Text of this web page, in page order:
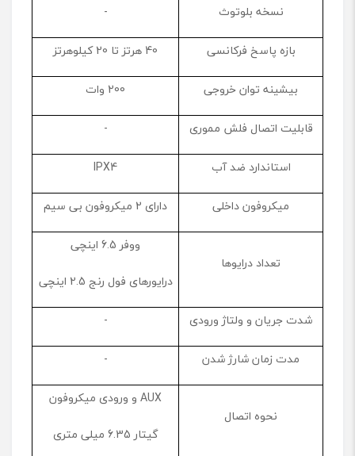
نسخه بلوتوث
-
بازه پاسخ فرکانسی
40 هرتز تا 20 کیلوهرتز
بیشینه توان خروجی
200 وات
قابلیت اتصال فلش مموری
-
استاندارد ضد آب
IPX4
میکروفون داخلی
دارای 2 میکروفون بی سیم
تعداد درایوها
ووفر 6.5 اینچی
درایورهای فول رنج 2.5 اینچی
شدت جریان و ولتاژ ورودی
-
مدت زمان شارژ شدن
-
نحوه اتصال
AUX و ورودی میکروفون
گیتار 6.35 میلی متری